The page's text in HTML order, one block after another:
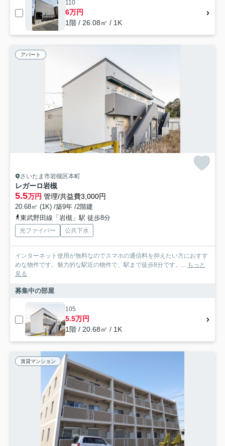
110
6万円
1階 / 26.08㎡ / 1K
アパート
さいたま市岩槻区本町
レガーロ岩槻
5.5万円 管理/共益費3,000円
20.68㎡ (1K) /築9年 /2階建
東武野田線「岩槻」駅 徒歩8分
光ファイバー 公共下水
インターネット使用が無料なのでスマホの通信料を抑えたい方におすす
めな物件です。魅力的な駅近の物件で、駅まで徒歩8分です。... もっと
見る
募集中の部屋
105
5.5万円
1階 / 20.68㎡ / 1K
賃貸マンション